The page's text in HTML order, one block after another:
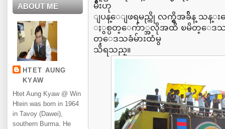
ABOUT ME
HTET AUNG
KYAW
Htet Aung Kyaw @ Win
Htein was born in 1964
in Tavoy (Dawei),
southern Burma. He
မ်ိဳးဟု
ျပန္ေျဖရမည္ကို လက္ရွိအခ်ိန္ သန္း
ႏွစ္ပတ္ေက်ာ္အလိုအထိ ၿမိတ္ေဒသ
တ္ေဒသခံမ်ားထံမွ
သိရသည္။